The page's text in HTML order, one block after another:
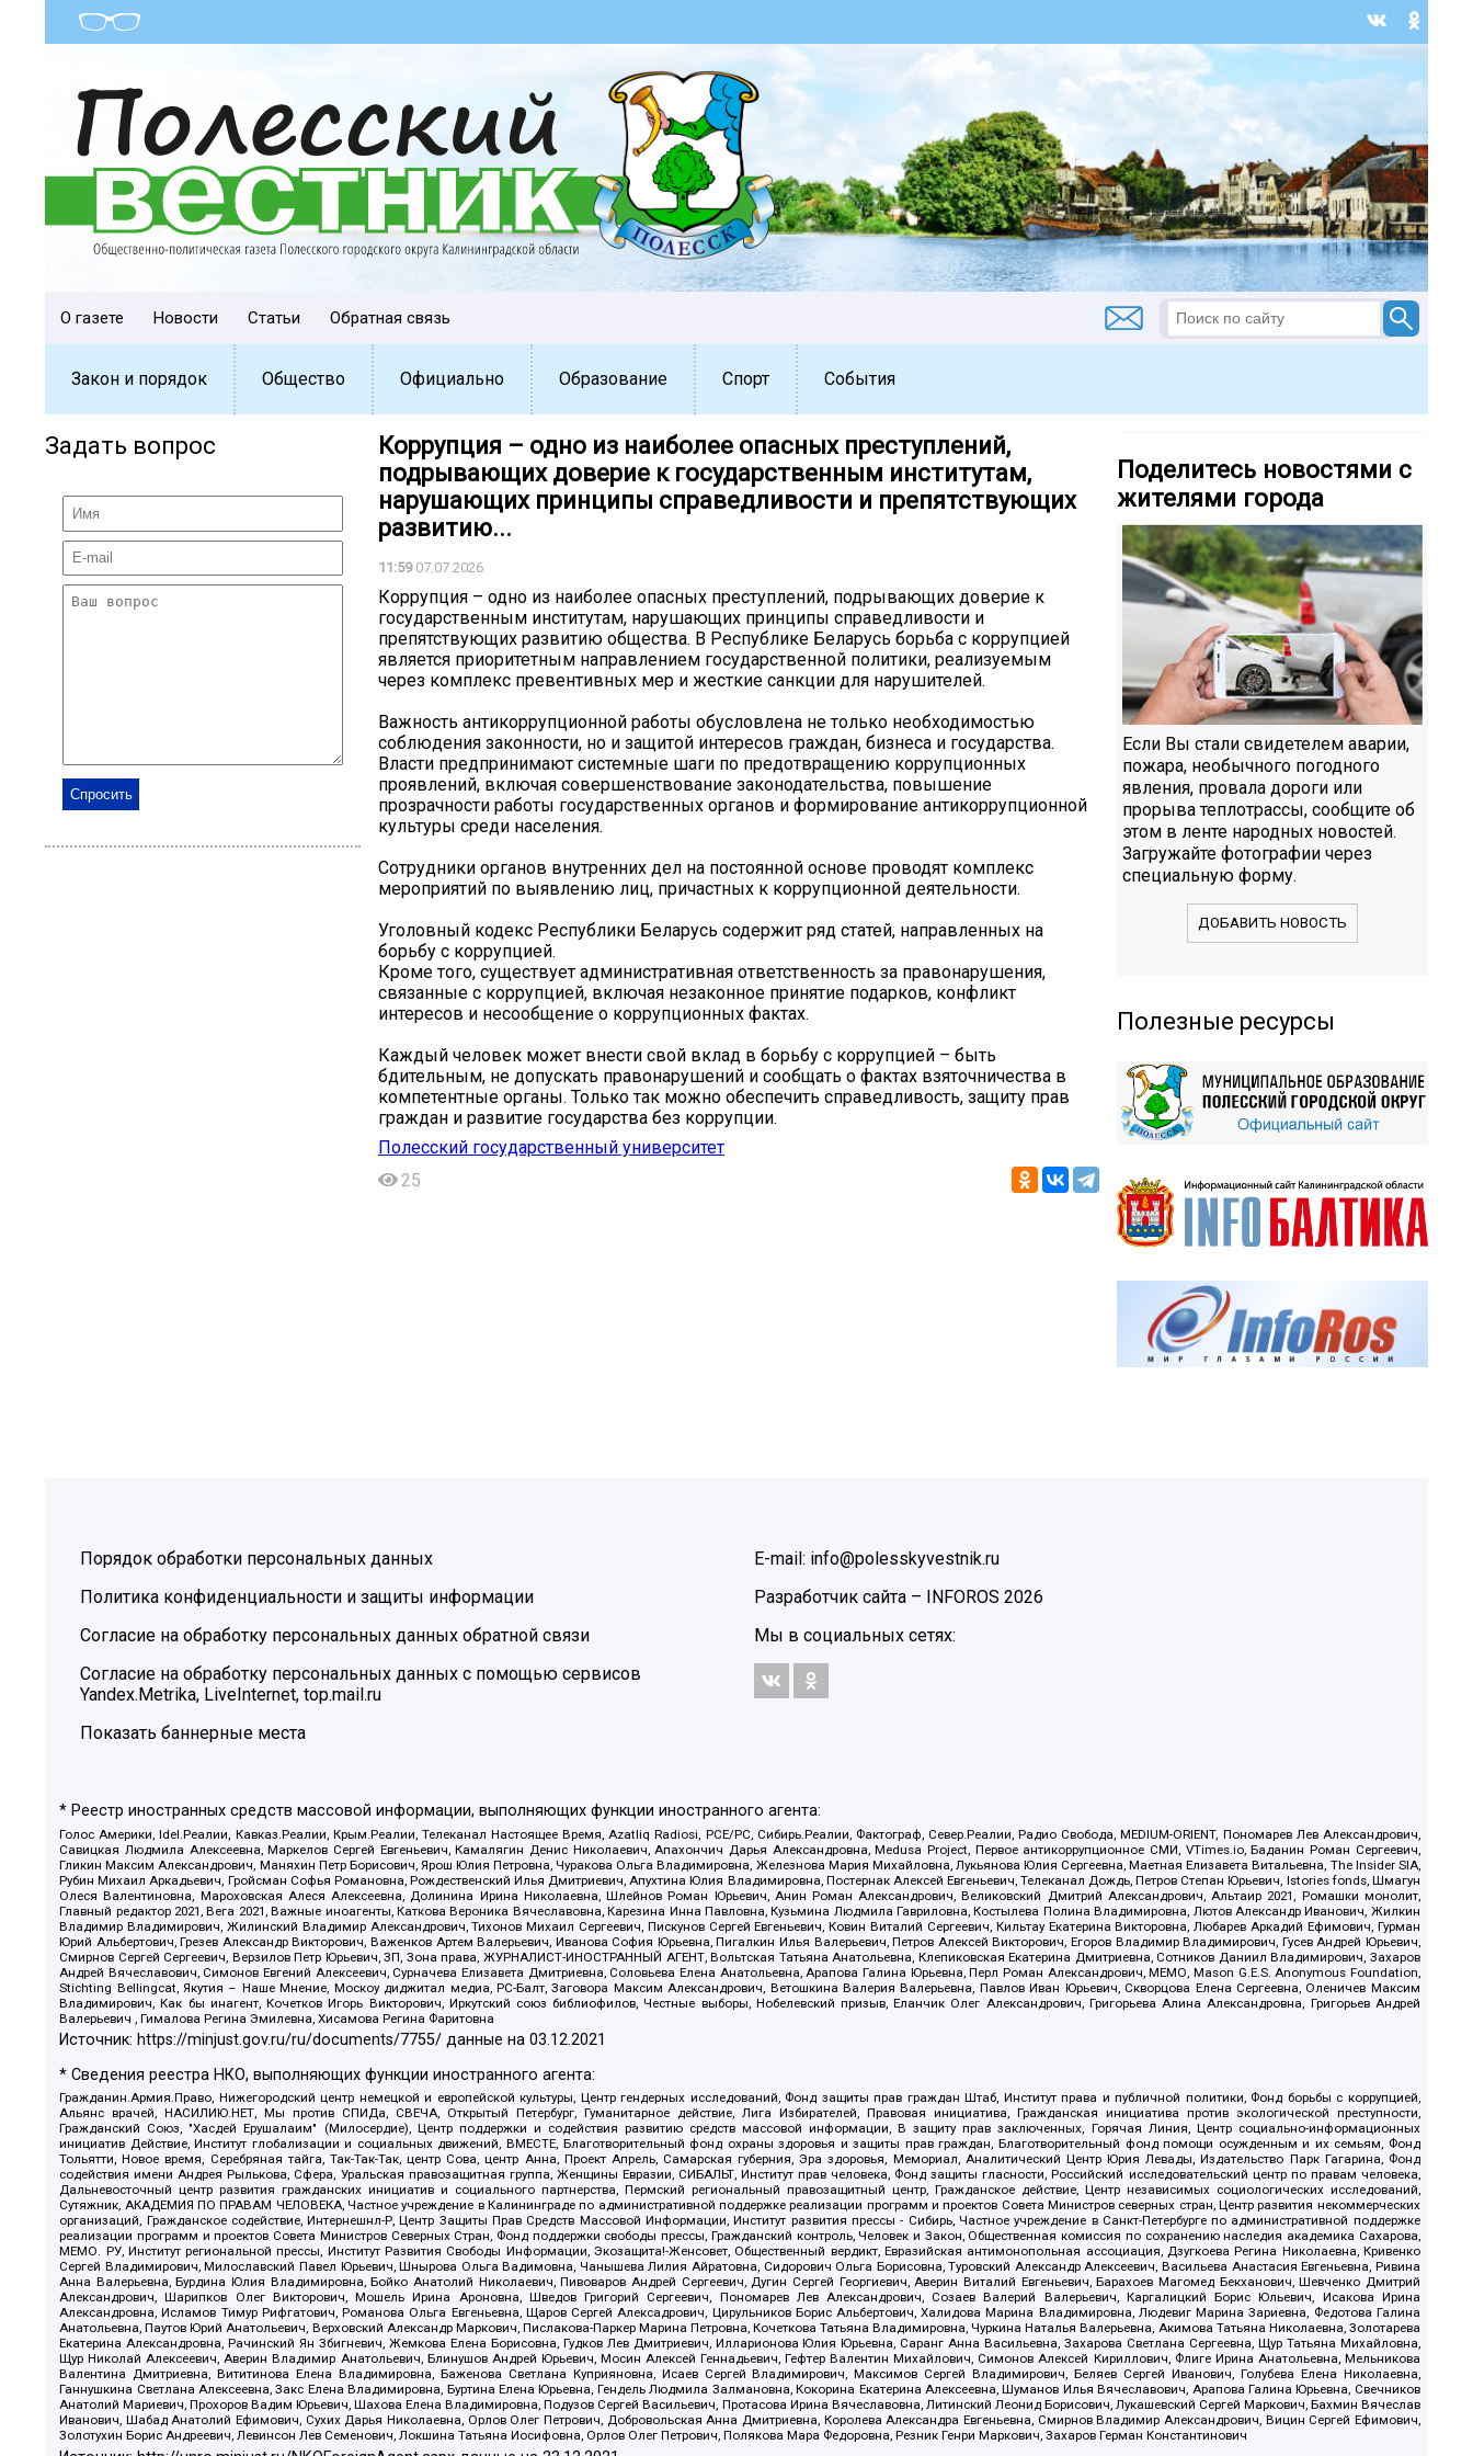
О газете Новости Статьи Обратная связь
Закон и порядок Общество Официально Образование Спорт События
Задать вопрос
️Коррупция – одно из наиболее опасных преступлений,
подрывающих доверие к государственным институтам,
нарушающих принципы справедливости и препятствующих
развитию...
11:5907.07.2026
️Коррупция – одно из наиболее опасных преступлений, подрывающих доверие к
государственным институтам, нарушающих принципы справедливости и
препятствующих развитию общества. В Республике Беларусь борьба с коррупцией
является приоритетным направлением государственной политики, реализуемым
через комплекс превентивных мер и жесткие санкции для нарушителей.
Важность антикоррупционной работы обусловлена не только необходимостью
соблюдения законности, но и защитой интересов граждан, бизнеса и государства.
Власти предпринимают системные шаги по предотвращению коррупционных
проявлений, включая совершенствование законодательства, повышение
прозрачности работы государственных органов и формирование антикоррупционной
культуры среди населения.
Сотрудники органов внутренних дел на постоянной основе проводят комплекс
мероприятий по выявлению лиц, причастных к коррупционной деятельности.
Уголовный кодекс Республики Беларусь содержит ряд статей, направленных на
борьбу с коррупцией.
Кроме того, существует административная ответственность за правонарушения,
связанные с коррупцией, включая незаконное принятие подарков, конфликт
интересов и несообщение о коррупционных фактах.
Каждый человек может внести свой вклад в борьбу с коррупцией – быть
бдительным, не допускать правонарушений и сообщать о фактах взяточничества в
компетентные органы. Только так можно обеспечить справедливость, защиту прав
граждан и развитие государства без коррупции.
Полесский государственный университет
25
Поделитесь новостями с
жителями города
Если Вы стали свидетелем аварии,
пожара, необычного погодного
явления, провала дороги или
прорыва теплотрассы, сообщите об
этом в ленте народных новостей.
Загружайте фотографии через
специальную форму.
ДОБАВИТЬ НОВОСТЬ
Полезные ресурсы
Порядок обработки персональных данных
Политика конфиденциальности и защиты информации
Согласие на обработку персональных данных обратной связи
Согласие на обработку персональных данных с помощью сервисов
Yandex.Metrika, LiveInternet, top.mail.ru
Показать баннерные места
E-mail: info@polesskyvestnik.ru
Разработчик сайта – INFOROS 2026
Мы в социальных сетях:
* Реестр иностранных средств массовой информации, выполняющих функции иностранного агента:
Голос Америки, Idel.Реалии, Кавказ.Реалии, Крым.Реалии, Телеканал Настоящее Время, Azatliq Radiosi, PCE/PC, Сибирь.Реалии, Фактограф, Север.Реалии, Радио Свобода, MEDIUM-ORIENT, Пономарев Лев Александрович,
Савицкая Людмила Алексеевна, Маркелов Сергей Евгеньевич, Камалягин Денис Николаевич, Апахончич Дарья Александровна, Medusa Project, Первое антикоррупционное СМИ, VTimes.io, Баданин Роман Сергеевич,
Гликин Максим Александрович, Маняхин Петр Борисович, Ярош Юлия Петровна, Чуракова Ольга Владимировна, Железнова Мария Михайловна, Лукьянова Юлия Сергеевна, Маетная Елизавета Витальевна, The Insider SIA,
Рубин Михаил Аркадьевич, Гройсман Софья Романовна, Рождественский Илья Дмитриевич, Апухтина Юлия Владимировна, Постернак Алексей Евгеньевич, Телеканал Дождь, Петров Степан Юрьевич, Istories fonds, Шмагун
Олеся Валентиновна, Мароховская Алеся Алексеевна, Долинина Ирина Николаевна, Шлейнов Роман Юрьевич, Анин Роман Александрович, Великовский Дмитрий Александрович, Альтаир 2021, Ромашки монолит,
Главный редактор 2021, Вега 2021, Важные иноагенты, Каткова Вероника Вячеславовна, Карезина Инна Павловна, Кузьмина Людмила Гавриловна, Костылева Полина Владимировна, Лютов Александр Иванович, Жилкин
Владимир Владимирович, Жилинский Владимир Александрович, Тихонов Михаил Сергеевич, Пискунов Сергей Евгеньевич, Ковин Виталий Сергеевич, Кильтау Екатерина Викторовна, Любарев Аркадий Ефимович, Гурман
Юрий Альбертович, Грезев Александр Викторович, Важенков Артем Валерьевич, Иванова София Юрьевна, Пигалкин Илья Валерьевич, Петров Алексей Викторович, Егоров Владимир Владимирович, Гусев Андрей Юрьевич,
Смирнов Сергей Сергеевич, Верзилов Петр Юрьевич, ЗП, Зона права, ЖУРНАЛИСТ-ИНОСТРАННЫЙ АГЕНТ, Вольтская Татьяна Анатольевна, Клепиковская Екатерина Дмитриевна, Сотников Даниил Владимирович, Захаров
Андрей Вячеславович, Симонов Евгений Алексеевич, Сурначева Елизавета Дмитриевна, Соловьева Елена Анатольевна, Арапова Галина Юрьевна, Перл Роман Александрович, МЕМО, Mason G.E.S. Anonymous Foundation,
Stichting Bellingcat, Якутия – Наше Мнение, Москоу диджитал медиа, РС-Балт, Заговора Максим Александрович, Ветошкина Валерия Валерьевна, Павлов Иван Юрьевич, Скворцова Елена Сергеевна, Оленичев Максим
Владимирович, Как бы инагент, Кочетков Игорь Викторович, Иркутский союз библиофилов, Честные выборы, Нобелевский призыв, Еланчик Олег Александрович, Григорьева Алина Александровна, Григорьев Андрей
Валерьевич , Гималова Регина Эмилевна, Хисамова Регина Фаритовна
Источник: https://minjust.gov.ru/ru/documents/7755/ данные на03.12.2021
* Сведения реестра НКО, выполняющих функции иностранного агента:
Гражданин.Армия.Право, Нижегородский центр немецкой и европейской культуры, Центр гендерных исследований, Фонд защиты прав граждан Штаб, Институт права и публичной политики, Фонд борьбы с коррупцией,
Альянс врачей, НАСИЛИЮ.НЕТ, Мы против СПИДа, СВЕЧА, Открытый Петербург, Гуманитарное действие, Лига Избирателей, Правовая инициатива, Гражданская инициатива против экологической преступности,
Гражданский Союз, "Хасдей Ерушалаим" (Милосердие), Центр поддержки и содействия развитию средств массовой информации, В защиту прав заключенных, Горячая Линия, Центр социально-информационных
инициатив Действие, Институт глобализации и социальных движений, ВМЕСТЕ, Благотворительный фонд охраны здоровья и защиты прав граждан, Благотворительный фонд помощи осужденным и их семьям, Фонд
Тольятти, Новое время, Серебряная тайга, Так-Так-Так, центр Сова, центр Анна, Проект Апрель, Самарская губерния, Эра здоровья, Мемориал, Аналитический Центр Юрия Левады, Издательство Парк Гагарина, Фонд
содействия имени Андрея Рылькова, Сфера, Уральская правозащитная группа, Женщины Евразии, СИБАЛЬТ, Институт прав человека, Фонд защиты гласности, Российский исследовательский центр по правам человека,
Дальневосточный центр развития гражданских инициатив и социального партнерства, Пермский региональный правозащитный центр, Гражданское действие, Центр независимых социологических исследований,
Сутяжник, АКАДЕМИЯ ПО ПРАВАМ ЧЕЛОВЕКА, Частное учреждение в Калининграде по административной поддержке реализации программ и проектов Совета Министров северных стран, Центр развития некоммерческих
организаций, Гражданское содействие, Интернешнл-Р, Центр Защиты Прав Средств Массовой Информации, Институт развития прессы - Сибирь, Частное учреждение в Санкт-Петербурге по административной поддержке
реализации программ и проектов Совета Министров Северных Стран, Фонд поддержки свободы прессы, Гражданский контроль, Человек и Закон, Общественная комиссия по сохранению наследия академика Сахарова,
МЕМО. РУ, Институт региональной прессы, Институт Развития Свободы Информации, Экозащита!-Женсовет, Общественный вердикт, Евразийская антимонопольная ассоциация, Дзугкоева Регина Николаевна, Кривенко
Сергей Владимирович, Милославский Павел Юрьевич, Шнырова Ольга Вадимовна, Чанышева Лилия Айратовна, Сидорович Ольга Борисовна, Туровский Александр Алексеевич, Васильева Анастасия Евгеньевна, Ривина
Анна Валерьевна, Бурдина Юлия Владимировна, Бойко Анатолий Николаевич, Пивоваров Андрей Сергеевич, Дугин Сергей Георгиевич, Аверин Виталий Евгеньевич, Барахоев Магомед Бекханович, Шевченко Дмитрий
Александрович, Шарипков Олег Викторович, Мошель Ирина Ароновна, Шведов Григорий Сергеевич, Пономарев Лев Александрович, Созаев Валерий Валерьевич, Каргалицкий Борис Юльевич, Исакова Ирина
Александровна, Исламов Тимур Рифгатович, Романова Ольга Евгеньевна, Щаров Сергей Алексадрович, Цирульников Борис Альбертович, Халидова Марина Владимировна, Людевиг Марина Зариевна, Федотова Галина
Анатольевна, Паутов Юрий Анатольевич, Верховский Александр Маркович, Пислакова-Паркер Марина Петровна, Кочеткова Татьяна Владимировна, Чуркина Наталья Валерьевна, Акимова Татьяна Николаевна, Золотарева
Екатерина Александровна, Рачинский Ян Збигневич, Жемкова Елена Борисовна, Гудков Лев Дмитриевич, Илларионова Юлия Юрьевна, Саранг Анна Васильевна, Захарова Светлана Сергеевна, Щур Татьяна Михайловна,
Щур Николай Алексеевич, Аверин Владимир Анатольевич, Блинушов Андрей Юрьевич, Мосин Алексей Геннадьевич, Гефтер Валентин Михайлович, Симонов Алексей Кириллович, Флиге Ирина Анатольевна, Мельникова
Валентина Дмитриевна, Вититинова Елена Владимировна, Баженова Светлана Куприяновна, Исаев Сергей Владимирович, Максимов Сергей Владимирович, Беляев Сергей Иванович, Голубева Елена Николаевна,
Ганнушкина Светлана Алексеевна, Закс Елена Владимировна, Буртина Елена Юрьевна, Гендель Людмила Залмановна, Кокорина Екатерина Алексеевна, Шуманов Илья Вячеславович, Арапова Галина Юрьевна, Свечников
Анатолий Мариевич, Прохоров Вадим Юрьевич, Шахова Елена Владимировна, Подузов Сергей Васильевич, Протасова Ирина Вячеславовна, Литинский Леонид Борисович, Лукашевский Сергей Маркович, Бахмин Вячеслав
Иванович, Шабад Анатолий Ефимович, Сухих Дарья Николаевна, Орлов Олег Петрович, Добровольская Анна Дмитриевна, Королева Александра Евгеньевна, Смирнов Владимир Александрович, Вицин Сергей Ефимович,
Золотухин Борис Андреевич, Левинсон Лев Семенович, Локшина Татьяна Иосифовна, Орлов Олег Петрович, Полякова Мара Федоровна, Резник Генри Маркович, Захаров Герман Константинович